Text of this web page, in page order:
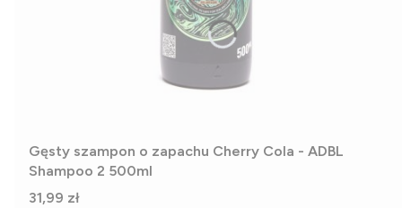
Gęsty szampon o zapachu Cherry Cola - ADBL
Shampoo 2 500ml
Cena
31,99 zł